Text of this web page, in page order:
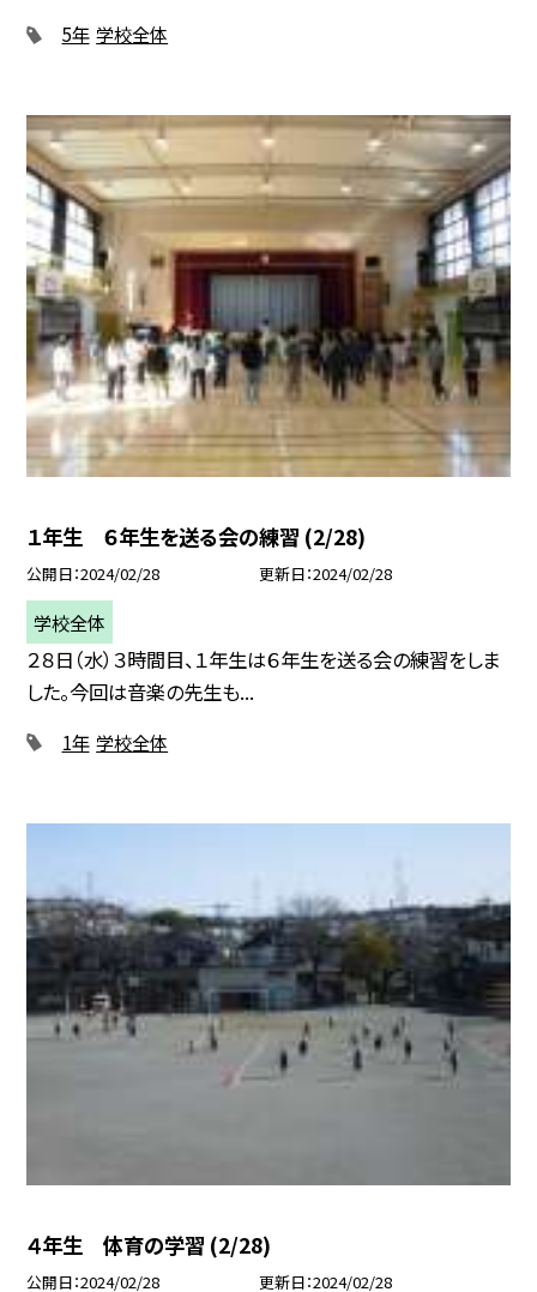
5年 学校全体
１年生 ６年生を送る会の練習 (2/28)
公開日 2024/02/28 更新日 2024/02/28
学校全体
２８日（水）３時間目、１年生は６年生を送る会の練習をしま
した。今回は音楽の先生も...
1年 学校全体
４年生 体育の学習 (2/28)
公開日 2024/02/28 更新日 2024/02/28